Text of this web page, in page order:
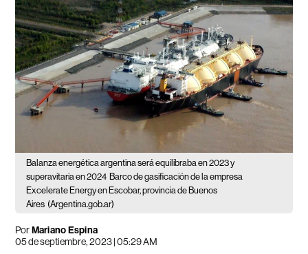
Balanza energética argentina será equilibraba en 2023 y
superavitaria en 2024 Barco de gasificación de la empresa
Excelerate Energy en Escobar, provincia de Buenos
Aires (Argentina.gob.ar)
PorMariano Espina
05 de septiembre, 2023 | 05:29 AM